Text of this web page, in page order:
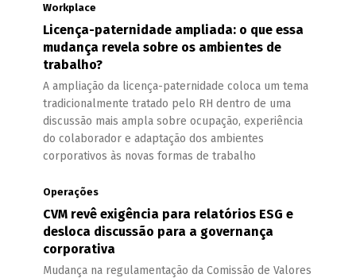
Workplace
Licença-paternidade ampliada: o que essa
mudança revela sobre os ambientes de
trabalho?
A ampliação da licença-paternidade coloca um tema
tradicionalmente tratado pelo RH dentro de uma
discussão mais ampla sobre ocupação, experiência
do colaborador e adaptação dos ambientes
corporativos às novas formas de trabalho
Operações
CVM revê exigência para relatórios ESG e
desloca discussão para a governança
corporativa
Mudança na regulamentação da Comissão de Valores